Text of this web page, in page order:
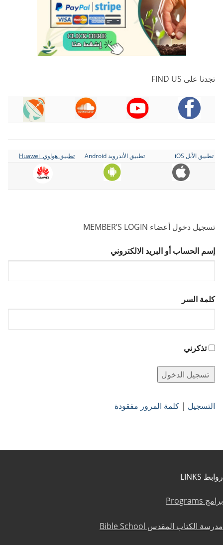
تجدنا على FIND US
تطبيق الأبل iOS تطبيق الأندرويد Android تطبيق هواوي Huawei
تسجيل دخول أعضاء MEMBER’S LOGIN
إسم الحساب أو البريد الالكتروني
كلمة السر
تذكرني
التسجيل | كلمة المرور مفقودة
روابط LINKS
برامج Programs
مدرسة الكتاب المقدس Bible School